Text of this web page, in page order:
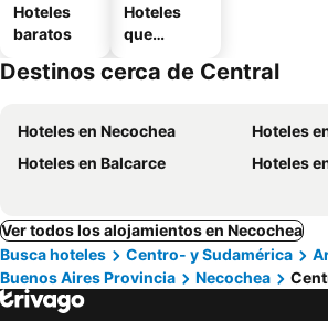
Hoteles
baratos
Hoteles
que
mascotas
Destinos cerca de Central
Hoteles en Necochea
Hoteles
Hoteles en Balcarce
Hoteles
Ver todos los alojamientos en Necochea
Busca hoteles
Centro- y Sudamérica
Buenos Aires Provincia
Necochea